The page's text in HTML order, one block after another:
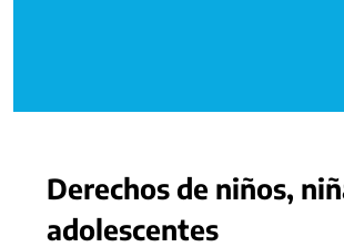
Derechos de niños,
adolescentes